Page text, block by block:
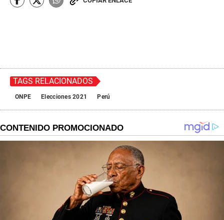
TAGS RELACIONADOS
ONPE Elecciones 2021 Perú